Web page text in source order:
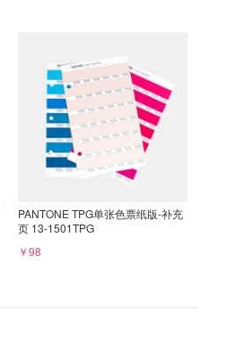
PANTONE TPG单张色票纸版-补充
页 13-1501TPG
￥98